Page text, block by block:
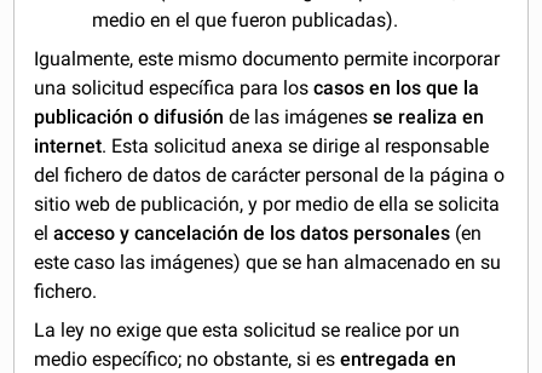
medio en el que fueron publicadas).
Igualmente, este mismo documento permite incorporar
una solicitud específica para loscasos en los que la
publicación o difusión de las imágenesse realiza en
internet. Esta solicitud anexa se dirige al responsable
del fichero de datos de carácter personal de la página o
sitio web de publicación, y por medio de ella se solicita
elacceso y cancelación de los datos personales (en
este caso las imágenes) que se han almacenado en su
fichero.
La ley no exige que esta solicitud se realice por un
medio específico; no obstante, si esentregada en